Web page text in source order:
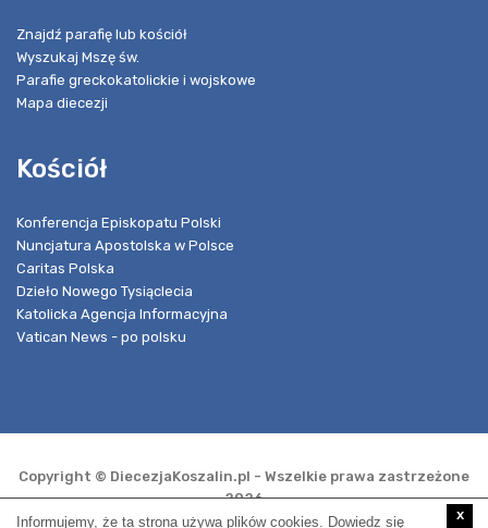
Znajdź parafię lub kościół
Wyszukaj Mszę św.
Parafie greckokatolickie i wojskowe
Mapa diecezji
Kościół
Konferencja Episkopatu Polski
Nuncjatura Apostolska w Polsce
Caritas Polska
Dzieło Nowego Tysiąclecia
Katolicka Agencja Informacyjna
Vatican News - po polsku
Copyright © DiecezjaKoszalin.pl - Wszelkie prawa zastrzeżone
2026
Informujemy, że ta strona używa plików cookies. Dowiedz się
x